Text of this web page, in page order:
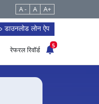
A - A A+
डाउनलोड लोन ऐप
रेफरल रिवॉर्ड
5